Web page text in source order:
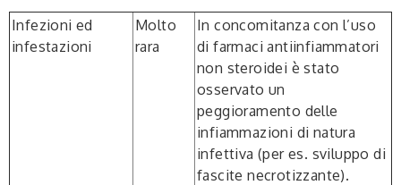
Infezioni ed
infestazioni
Molto
rara
In concomitanza con l’uso
di farmaci antiinfiammatori
non steroidei è stato
osservato un
peggioramento delle
infiammazioni di natura
infettiva (per es. sviluppo di
fascite necrotizzante).